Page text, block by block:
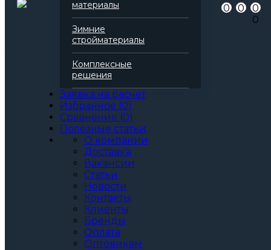
материалы
Зимние
стройматериалы
Комплексные
решения
Заявка на расчет
Избранное (0)
Сравнение (0)
Полезные статьи
О компании
Доставка
Вакансии
Статьи
Новости
Контакты
Клиенты
Бренды
Оплата
Оптовикам
0 0
0
0
Серия
Технофас
Базальтовая вата
Все характеристики